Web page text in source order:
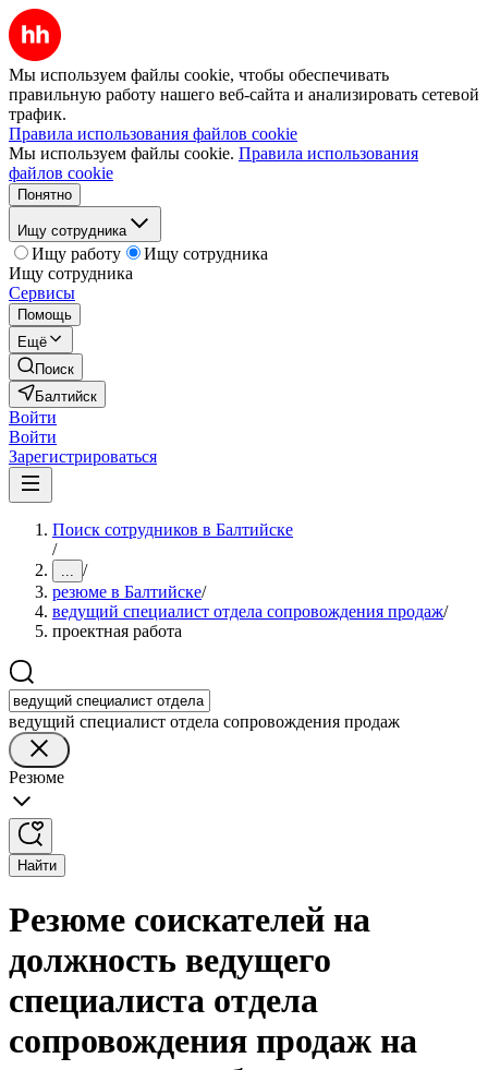
Мы используем файлы cookie, чтобы обеспечивать
правильную работу нашего веб-сайта и анализировать сетевой
трафик.
Правила использования файлов cookie
Мы используем файлы cookie. Правила использования
файлов cookie
Понятно
Ищу сотрудника
Ищу работу
Ищу сотрудника
Ищу сотрудника
Сервисы
Помощь
Ещё
Поиск
Балтийск
Войти
Войти
Зарегистрироваться
Поиск сотрудников в Балтийске
/
... /
резюме в Балтийске/
ведущий специалист отдела сопровождения продаж/
проектная работа
ведущий специалист отдела сопровождения продаж
Резюме
Найти
Резюме соискателей на
должность ведущего
специалиста отдела
сопровождения продаж на